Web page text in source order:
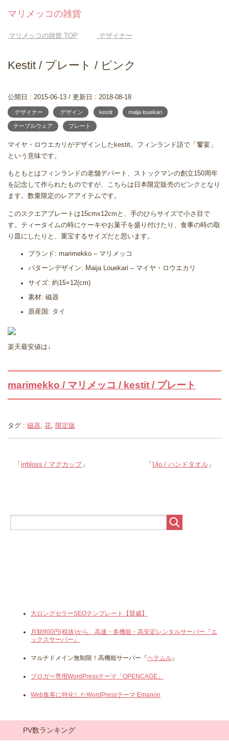
マリメッコの雑貨
マリメッコの雑貨TOP .デザイナー
Kestit / プレート / ピンク
公開日 : 2015-06-13 / 更新日 : 2018-08-18
.デザイナー .デザイン kestit maija louekari
テーブルウェア プレート
マイヤ・ロウエカリがデザインしたkestit。フィンランド語で「饗宴」
という意味です。
もともとはフィンランドの老舗デパート、ストックマンの創立150周年
を記念して作られたものですが、こちらは日本限定販売のピンクとなり
ます。数量限定のレアアイテムです。
このスクエアプレートは15cmx12cmと、手のひらサイズで小さ目で
す。ティータイムの時にケーキやお菓子を盛り付けたり、食事の時の取
り皿にしたりと、重宝するサイズだと思います。
ブランド: marimekko – マリメッコ
パターンデザイン: Maija Louekari – マイヤ・ロウエカリ
サイズ: 約15×12(cm)
素材: 磁器
原産国: タイ
楽天最安値は↓
marimekko / マリメッコ / kestit / プレート
タグ : 磁器, 花, 限定版
「 Ujo / ハンドタオル 」
「 irrbloss / マグカップ」
大ロングセラーSEOテンプレート【賢威】
月額900円(税抜)から、高速・多機能・高安定レンタルサーバー『エ
ックスサーバー』
マルチドメイン無制限！高機能サーバー『ヘテムル』
ブロガー専用WordPressテーマ「OPENCAGE」
Web集客に特化したWordPressテーマ Emanon
PV数ランキング